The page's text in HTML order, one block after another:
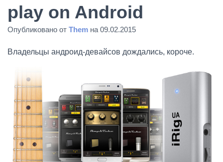
play on Android
Опубликовано от Them на 09.02.2015
Владельцы андроид-девайсов дождались, короче.